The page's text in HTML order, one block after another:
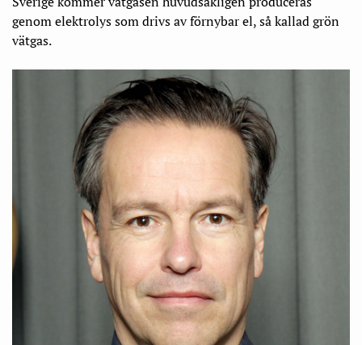
genom elektrolys som drivs av förnybar el, så kallad grön
vätgas.